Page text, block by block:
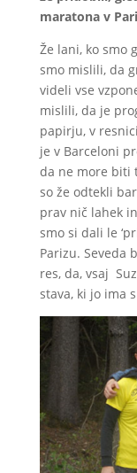
maratona v
Že lani, ko smo
smo mislili, da
videli vse
mislili, da je
papirju, v
je v Barceloni
da ne more biti
so že odtekli
prav nič lahek
smo si dali le
Parizu. Seveda
res, da, vsaj
stava, ki jo ima